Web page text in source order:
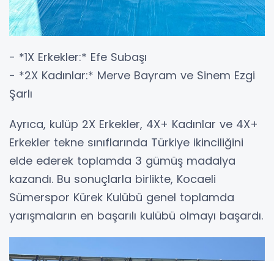
- *1X Erkekler:* Efe Subaşı
- *2X Kadınlar:* Merve Bayram ve Sinem Ezgi
Şarlı
Ayrıca, kulüp 2X Erkekler, 4X+ Kadınlar ve 4X+
Erkekler tekne sınıflarında Türkiye ikinciliğini
elde ederek toplamda 3 gümüş madalya
kazandı. Bu sonuçlarla birlikte, Kocaeli
Sümerspor Kürek Kulübü genel toplamda
yarışmaların en başarılı kulübü olmayı başardı.